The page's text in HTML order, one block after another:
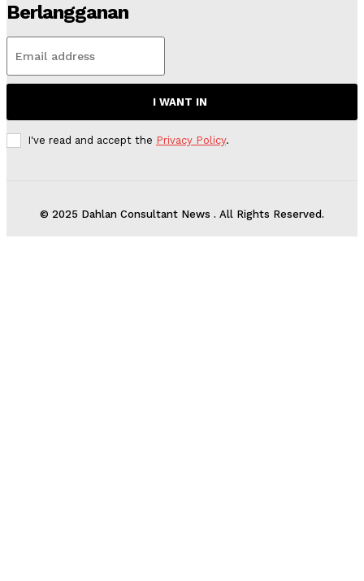
Berlangganan
I WANT IN
I've read and accept the Privacy Policy.
© 2025 Dahlan Consultant News . All Rights Reserved.